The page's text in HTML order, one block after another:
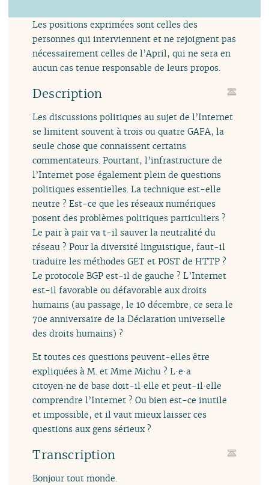
Les positions exprimées sont celles des
personnes qui interviennent et ne rejoignent pas
nécessairement celles de l’April, qui ne sera en
aucun cas tenue responsable de leurs propos.
Description
Les discussions politiques au sujet de l’Internet
se limitent souvent à trois ou quatre GAFA, la
seule chose que connaissent certains
commentateurs. Pourtant, l’infrastructure de
l’Internet pose également plein de questions
politiques essentielles. La technique est-elle
neutre ? Est-ce que les réseaux numériques
posent des problèmes politiques particuliers ?
Le pair à pair va t-il sauver la neutralité du
réseau ? Pour la diversité linguistique, faut-il
traduire les méthodes GET et POST de HTTP ?
Le protocole BGP est-il de gauche ? L’Internet
est-il favorable ou défavorable aux droits
humains (au passage, le 10 décembre, ce sera le
70e anniversaire de la Déclaration universelle
des droits humains) ?
Et toutes ces questions peuvent-elles être
expliquées à M. et Mme Michu ? L·e·a
citoyen·ne de base doit-il·elle et peut-il·elle
comprendre l’Internet ? Ou bien est-ce inutile
et impossible, et il vaut mieux laisser ces
questions aux gens sérieux ?
Transcription
Bonjour tout monde.